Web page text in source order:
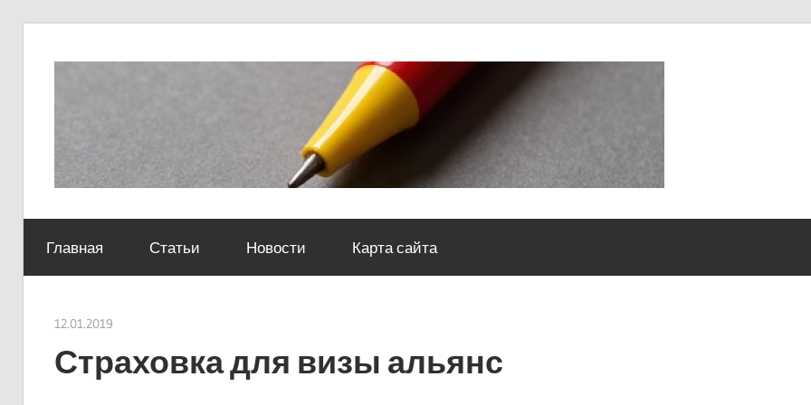
юридический
центр
Главная Статьи Новости Карта сайта
12.01.2019
Страховка для визы альянс